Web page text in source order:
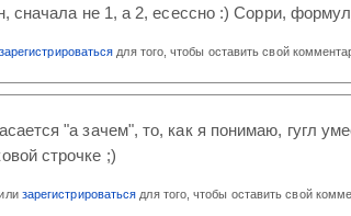
сначала не 1, а 2, есессно :) Сорри,
зарегистрироваться для того, чтобы оставить свой
"а зачем", то, как я понимаю, гугл
строчке ;)
зарегистрироваться для того, чтобы оставить свой